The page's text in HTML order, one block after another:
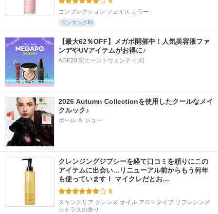
コンプレクション フェイス カラー
ランキングIN
【最大62％OFF】メガポ開催中！人気美容液ファ
ンデやUVアイテムがお得に♪
AGE20'S(エージトウェンティズ)
2026 Autumn Collectionを使用したクールなメイ
クルック♪
ポール ＆ ジョー
クレンジングジプシーを経て口コミを頼りにこの
アイテムに出会い…リニューアル前からもう何年
も使っています！ マイクレだとお…
6
スキンクリア クレンズ オイル アロマタイプ リフレシング
シトラスの香り